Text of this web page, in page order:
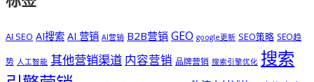
AI SEO AI搜索 AI 营销 AI营销 B2B营销 GEO google更新 SEO策略 SEO趋
势 人工智能 其他营销渠道 内容营销 品牌营销 搜索引擎优化 搜索